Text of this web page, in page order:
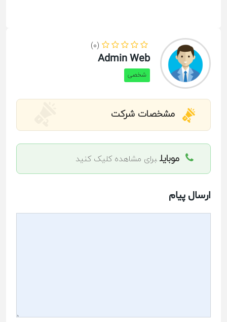
(0)
Admin Web
شخصی
مشخصات شرکت
موبایلبرای مشاهده کلیک کنید
ارسال پیام